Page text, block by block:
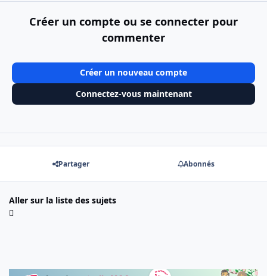
Créer un compte ou se connecter pour
commenter
Créer un nouveau compte
Connectez-vous maintenant
Partager Abonnés
Aller sur la liste des sujets